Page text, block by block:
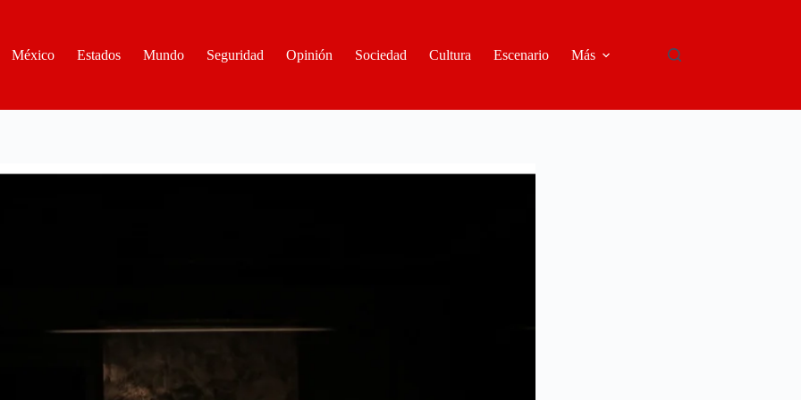
México
Estados Mundo Seguridad Opinión Sociedad Cultura Escenario Más